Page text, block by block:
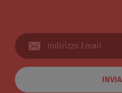
INVIA